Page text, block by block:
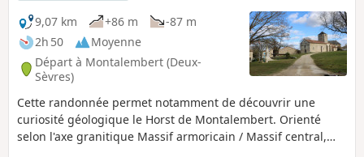
9,07 km
+86 m
-87 m
2h 50
Moyenne
Départ à Montalembert (Deux-
Sèvres)
Cette randonnée permet notamment de découvrir une
curiosité géologique le Horst de Montalembert. Orienté
selon l'axe granitique Massif armoricain / Massif central,